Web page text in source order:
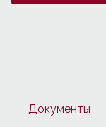
Документы